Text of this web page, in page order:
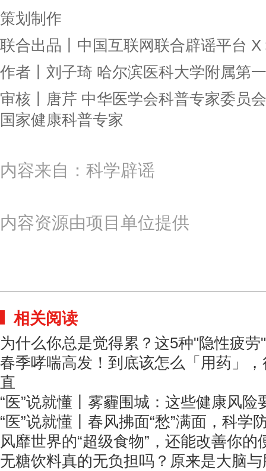
策划制作
联合出品丨中国互联网联合辟谣平台 X
作者丨刘子琦 哈尔滨医科大学附属第
审核丨唐芹 中华医学会科普专家委员
国家健康科普专家
内容来自：科学辟谣
内容资源由项目单位提供
相关阅读
为什么你总是觉得累？这5种"隐性疲劳
春季哮喘高发！到底该怎么「用药」
直
“医”说就懂丨雾霾围城：这些健康风险
“医”说就懂丨春风拂面“愁”满面，科学
风靡世界的“超级食物”，还能改善你的
无糖饮料真的无负担吗？原来是大脑